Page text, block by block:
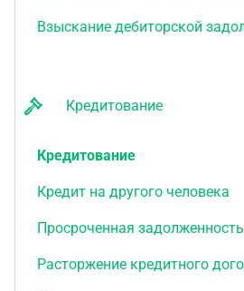
Взыскание дебиторской
Кредитование
Кредитование
Кредит на другого человека
Просроченная
Расторжение кредитного